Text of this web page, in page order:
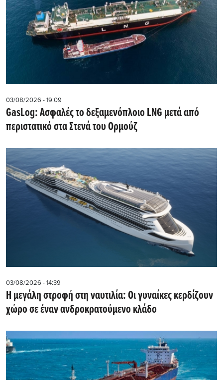
03/08/2026 - 19:09
GasLog: Ασφαλές το δεξαμενόπλοιο LNG μετά από
περιστατικό στα Στενά του Ορμούζ
03/08/2026 - 14:39
Η μεγάλη στροφή στη ναυτιλία: Οι γυναίκες κερδίζουν
χώρο σε έναν ανδροκρατούμενο κλάδο